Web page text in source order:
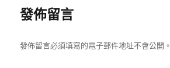
發佈留言
發佈留言必須填寫的電子郵件地址不會公開。